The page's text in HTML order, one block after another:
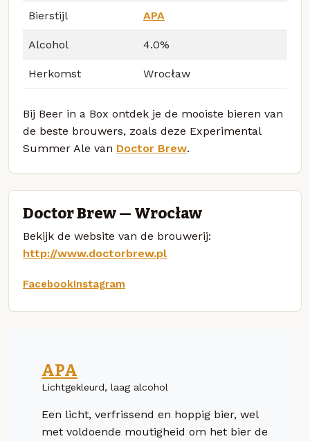
Bierstijl APA
Alcohol 4.0%
Herkomst Wrocław
Bij Beer in a Box ontdek je de mooiste bieren van
de beste brouwers, zoals deze Experimental
Summer Ale van Doctor Brew.
Doctor Brew — Wrocław
Bekijk de website van de brouwerij:
http://www.doctorbrew.pl
FacebookInstagram
APA
Lichtgekleurd, laag alcohol
Een licht, verfrissend en hoppig bier, wel
met voldoende moutigheid om het bier de